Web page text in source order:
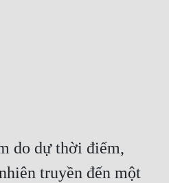
do dự thời điểm,
truyền đến một